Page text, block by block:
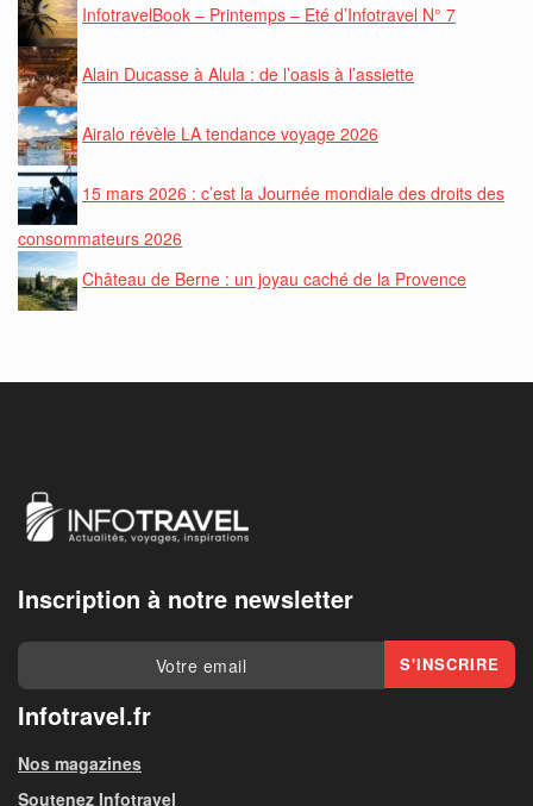
InfotravelBook – Printemps – Eté d’Infotravel N° 7
Alain Ducasse à Alula : de l’oasis à l’assiette
Airalo révèle LA tendance voyage 2026
15 mars 2026 : c’est la Journée mondiale des droits des
consommateurs 2026
Château de Berne : un joyau caché de la Provence
Inscription à notre newsletter
Infotravel.fr
Nos magazines
Soutenez Infotravel